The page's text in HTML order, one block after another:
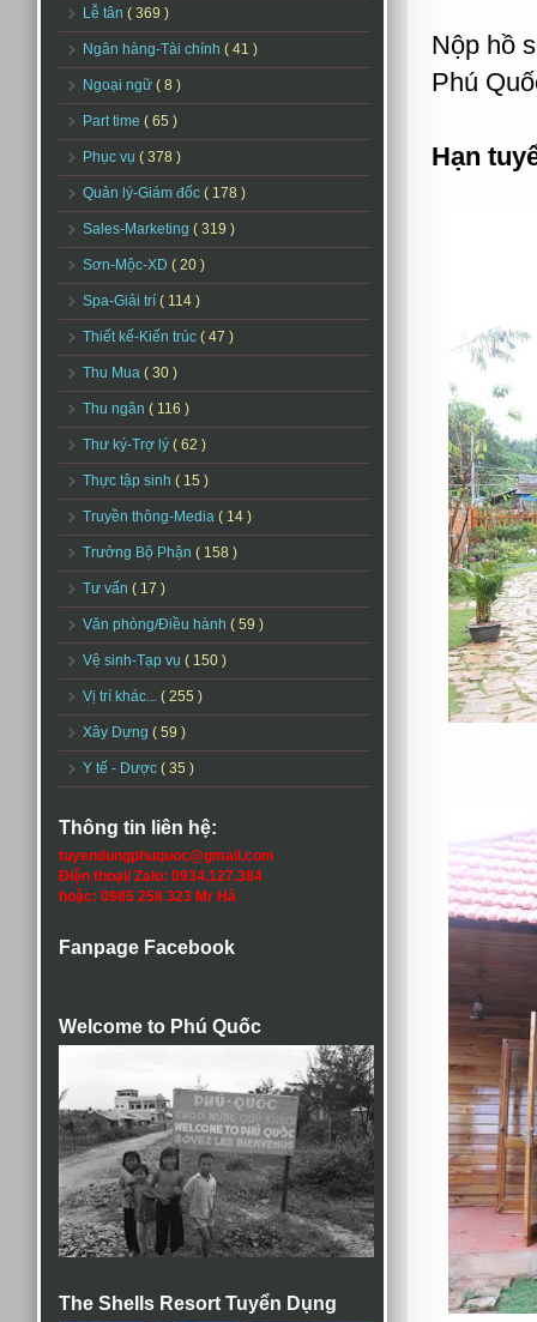
Lễ tân ( 369 )
Ngân hàng-Tài chính ( 41 )
Ngoại ngữ ( 8 )
Part time ( 65 )
Phục vụ ( 378 )
Quản lý-Giám đốc ( 178 )
Sales-Marketing ( 319 )
Sơn-Mộc-XD ( 20 )
Spa-Giải trí ( 114 )
Thiết kế-Kiến trúc ( 47 )
Thu Mua ( 30 )
Thu ngân ( 116 )
Thư ký-Trợ lý ( 62 )
Thực tập sinh ( 15 )
Truyền thông-Media ( 14 )
Trưởng Bộ Phận ( 158 )
Tư vấn ( 17 )
Văn phòng/Điều hành ( 59 )
Vệ sinh-Tạp vụ ( 150 )
Vị trí khác... ( 255 )
Xây Dựng ( 59 )
Y tế - Dược ( 35 )
Thông tin liên hệ:
tuyendungphuquoc@gmail.com
Điện thoại/ Zalo: 0934.127.384
hoặc: 0985 258 323 Mr Hà
Fanpage Facebook
Welcome to Phú Quốc
The Shells Resort Tuyển Dụng
Nộp hồ
Phú
Hạn